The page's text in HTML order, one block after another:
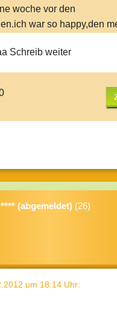
woche vor den
war so happy,den
Schreib weiter
(abgemeldet) (26)
um 18:14 Uhr: